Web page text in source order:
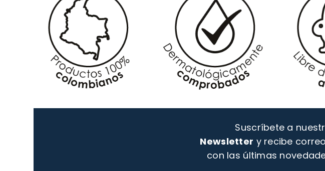
Suscríbete a
Newsletter y recibe
con las últimas